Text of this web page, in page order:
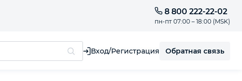
8 800 222-22-02
пн-пт 07:00 – 18:00 (MSK)
Вход/Регистрация Обратная связь